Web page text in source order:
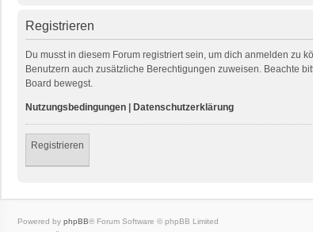
Registrieren
Du musst in diesem Forum registriert sein, um dich anmelden zu
Benutzern auch zusätzliche Berechtigungen zuweisen. Beachte
Board bewegst.
Nutzungsbedingungen Datenschutzerklärung
Registrieren
Powered by phpBB® Forum Software © phpBB Limited